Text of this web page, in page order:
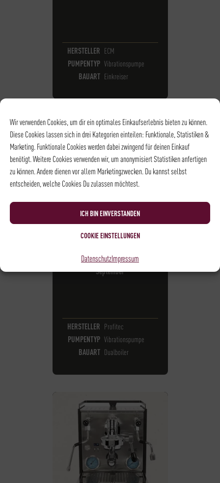
Wir verwenden Cookies, um dir ein optimales Einkaufserlebnis bieten zu können.
Diese Cookies lassen sich in drei Kategorien einteilen: Funktionale, Statistiken &
Marketing. Funktionale Cookies werden dabei zwingend für deinen Einkauf
benötigt. Weitere Cookies verwenden wir, um anonymisiert Statistiken anfertigen
zu können. Andere dienen vor allem Marketingzwecken. Du kannst selbst
entscheiden, welche Cookies Du zulassen möchtest.
ICH BIN EINVERSTANDEN
COOKIE EINSTELLUNGEN
DatenschutzImpressum
HERSTELLER ECM
PUMPENTYP Vibrationspumpe
BAUART Einkreiser
MOVE 2.0
2195€ Voraussichtlich verfügbar ab
September
HERSTELLER Profitec
PUMPENTYP Vibrationspumpe
BAUART Dualboiler